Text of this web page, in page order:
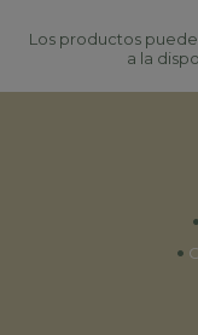
Los productos
a la
•
•